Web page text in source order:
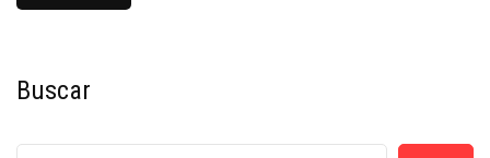
Buscar